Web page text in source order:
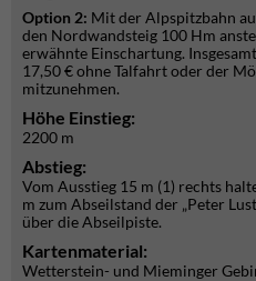
Option 2: Mit der Alpspitzbahn
den Nordwandsteig 100 Hm
erwähnte Einschartung.
17,50 € ohne Talfahrt oder der
mitzunehmen.
Höhe Einstieg:
2200 m
Abstieg:
Vom Ausstieg 15 m (1) rechts
m zum Abseilstand der „Peter
über die Abseilpiste.
Kartenmaterial:
Wetterstein- und Mieminger